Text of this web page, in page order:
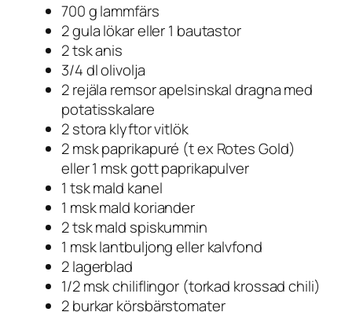
700 g lammfärs
2 gula lökar eller 1 bautastor
2 tsk anis
3/4 dl olivolja
2 rejäla remsor apelsinskal dragna med
potatisskalare
2 stora klyftor vitlök
2 msk paprikapuré (t ex Rotes Gold)
eller 1 msk gott paprikapulver
1 tsk mald kanel
1 msk mald koriander
2 tsk mald spiskummin
1 msk lantbuljong eller kalvfond
2 lagerblad
1/2 msk chiliflingor (torkad krossad chili)
2 burkar körsbärstomater